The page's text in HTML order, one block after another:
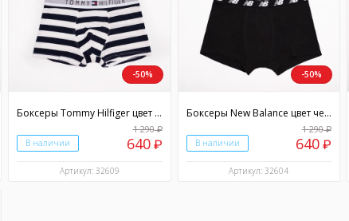
-50%
Боксеры Tommy Hilfiger цвет разноцветный
В наличии
1 290₽
640₽
Артикул: 32609
-50%
Боксеры New Balance цвет черный
В наличии
1 290₽
640₽
Артикул: 32604